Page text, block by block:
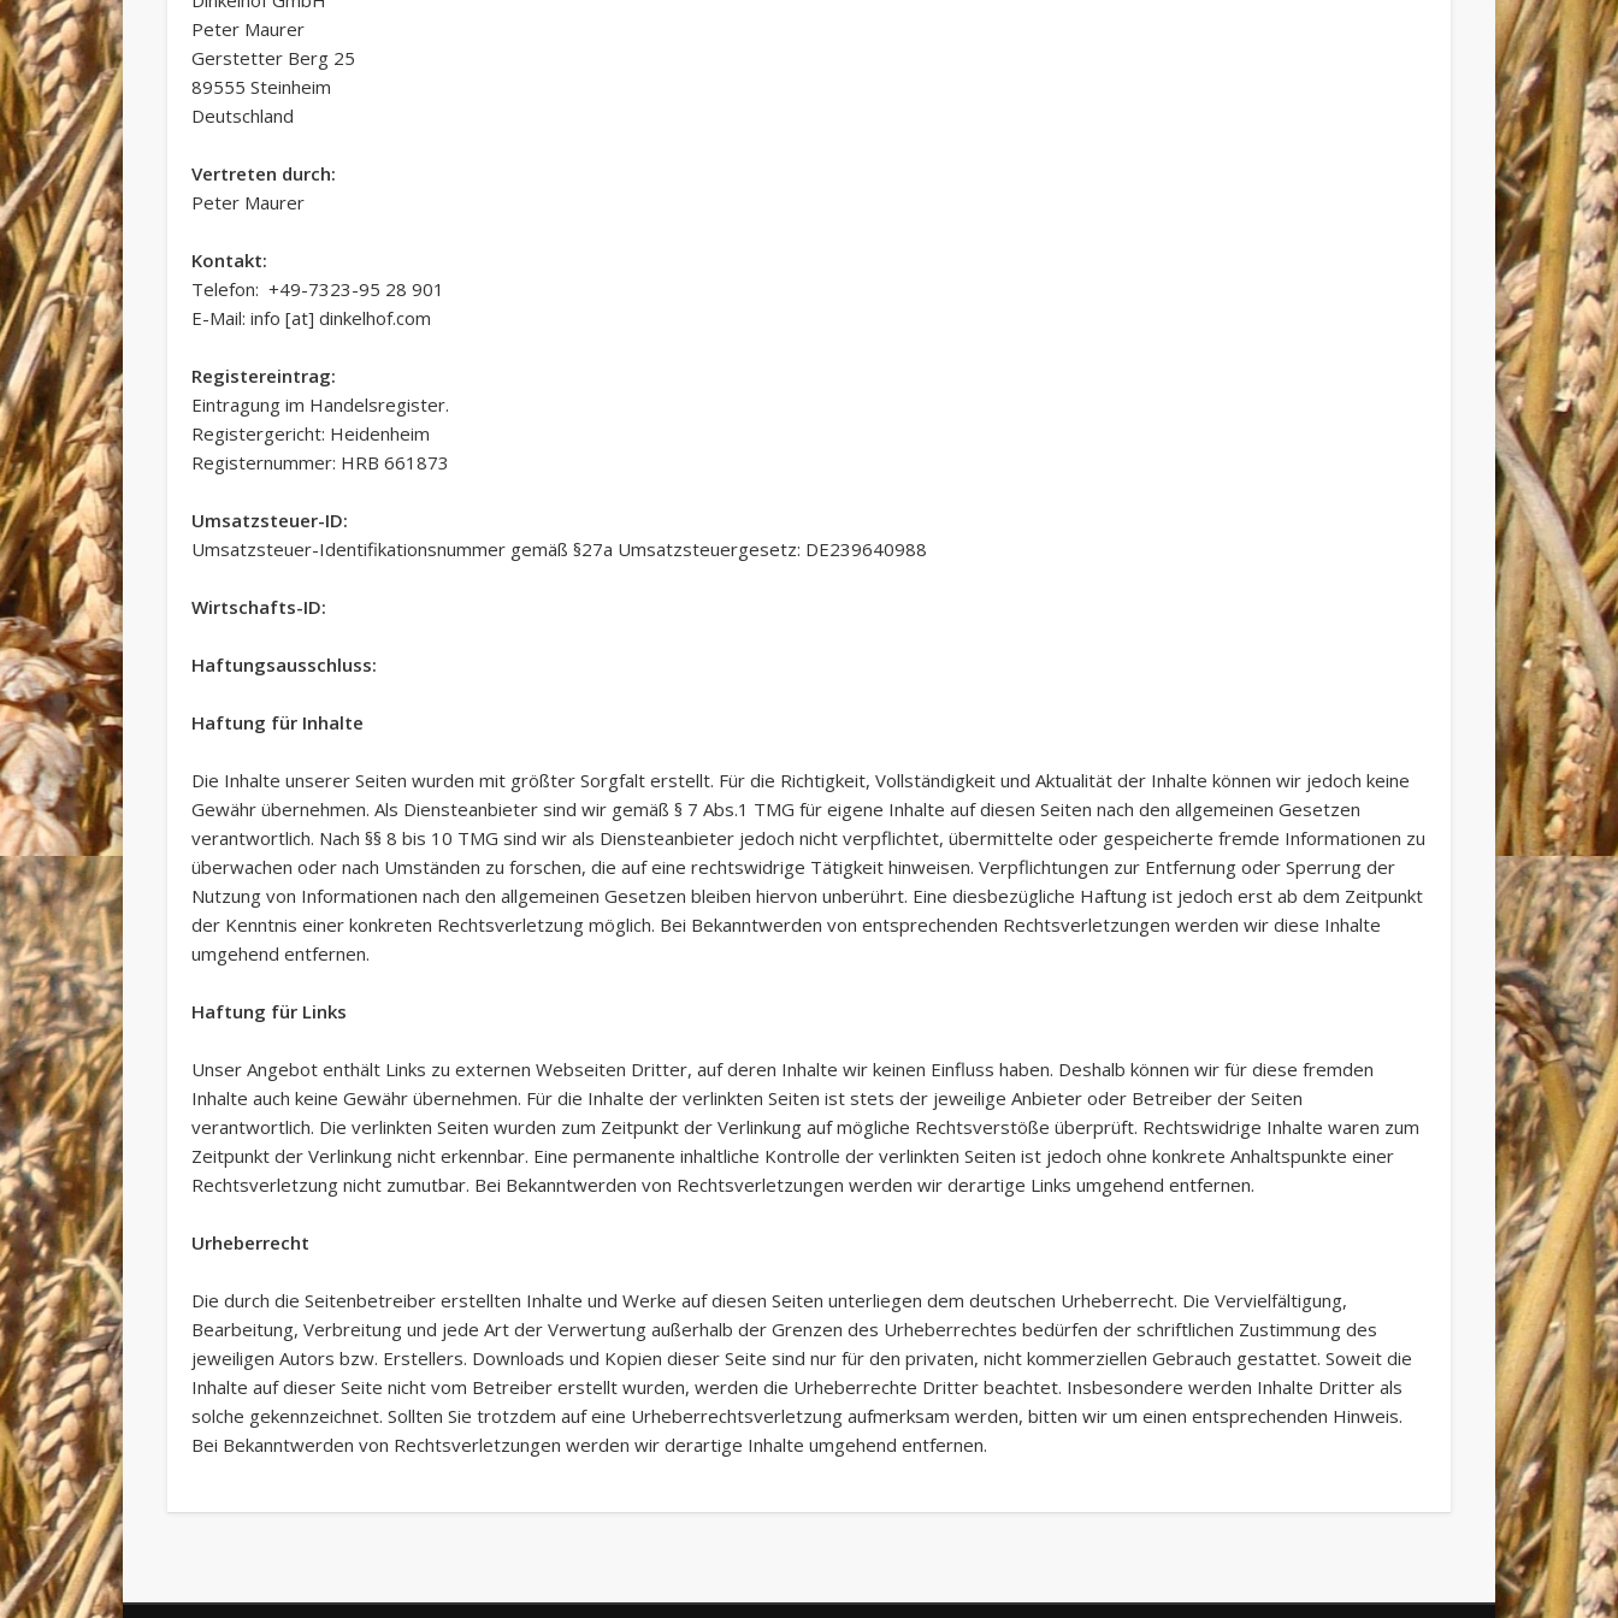
Peter Maurer
Gerstetter Berg 25
89555 Steinheim
Deutschland
Vertreten durch:
Peter Maurer
Kontakt:
Telefon: +49-7323-95 28 901
E-Mail: info [at] dinkelhof.com
Registereintrag:
Eintragung im Handelsregister.
Registergericht: Heidenheim
Registernummer: HRB 661873
Umsatzsteuer-ID:
Umsatzsteuer-Identifikationsnummer gemäß §27a Umsatzsteuergesetz: DE239640988
Wirtschafts-ID:
Haftungsausschluss:
Haftung für Inhalte
Die Inhalte unserer Seiten wurden mit größter Sorgfalt erstellt. Für die Richtigkeit, Vollständigkeit und Aktualität der Inhalte können wir jedoch keine
Gewähr übernehmen. Als Diensteanbieter sind wir gemäß § 7 Abs.1 TMG für eigene Inhalte auf diesen Seiten nach den allgemeinen Gesetzen
verantwortlich. Nach §§ 8 bis 10 TMG sind wir als Diensteanbieter jedoch nicht verpflichtet, übermittelte oder gespeicherte fremde Informationen zu
überwachen oder nach Umständen zu forschen, die auf eine rechtswidrige Tätigkeit hinweisen. Verpflichtungen zur Entfernung oder Sperrung der
Nutzung von Informationen nach den allgemeinen Gesetzen bleiben hiervon unberührt. Eine diesbezügliche Haftung ist jedoch erst ab dem Zeitpunkt
der Kenntnis einer konkreten Rechtsverletzung möglich. Bei Bekanntwerden von entsprechenden Rechtsverletzungen werden wir diese Inhalte
umgehend entfernen.
Haftung für Links
Unser Angebot enthält Links zu externen Webseiten Dritter, auf deren Inhalte wir keinen Einfluss haben. Deshalb können wir für diese fremden
Inhalte auch keine Gewähr übernehmen. Für die Inhalte der verlinkten Seiten ist stets der jeweilige Anbieter oder Betreiber der Seiten
verantwortlich. Die verlinkten Seiten wurden zum Zeitpunkt der Verlinkung auf mögliche Rechtsverstöße überprüft. Rechtswidrige Inhalte waren zum
Zeitpunkt der Verlinkung nicht erkennbar. Eine permanente inhaltliche Kontrolle der verlinkten Seiten ist jedoch ohne konkrete Anhaltspunkte einer
Rechtsverletzung nicht zumutbar. Bei Bekanntwerden von Rechtsverletzungen werden wir derartige Links umgehend entfernen.
Urheberrecht
Die durch die Seitenbetreiber erstellten Inhalte und Werke auf diesen Seiten unterliegen dem deutschen Urheberrecht. Die Vervielfältigung,
Bearbeitung, Verbreitung und jede Art der Verwertung außerhalb der Grenzen des Urheberrechtes bedürfen der schriftlichen Zustimmung des
jeweiligen Autors bzw. Erstellers. Downloads und Kopien dieser Seite sind nur für den privaten, nicht kommerziellen Gebrauch gestattet. Soweit die
Inhalte auf dieser Seite nicht vom Betreiber erstellt wurden, werden die Urheberrechte Dritter beachtet. Insbesondere werden Inhalte Dritter als
solche gekennzeichnet. Sollten Sie trotzdem auf eine Urheberrechtsverletzung aufmerksam werden, bitten wir um einen entsprechenden Hinweis.
Bei Bekanntwerden von Rechtsverletzungen werden wir derartige Inhalte umgehend entfernen.